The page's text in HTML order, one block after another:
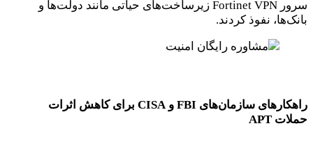
سرور Fortinet VPN زیرساخت‌های حیاتی مانند دولت‌ها و
بانک‌ها، نفوذ کردند.
راهکارهای سازمان‌های FBI و CISA برای کاهش اثرات
حملات APT